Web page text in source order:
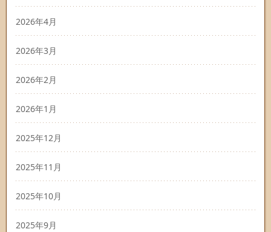
2026年4月
2026年3月
2026年2月
2026年1月
2025年12月
2025年11月
2025年10月
2025年9月